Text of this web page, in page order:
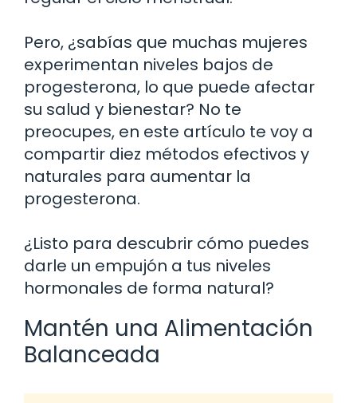
Pero, ¿sabías que muchas mujeres
experimentan niveles bajos de
progesterona, lo que puede afectar
su salud y bienestar? No te
preocupes, en este artículo te voy a
compartir diez métodos efectivos y
naturales para aumentar la
progesterona.
¿Listo para descubrir cómo puedes
darle un empujón a tus niveles
hormonales de forma natural?
Mantén una Alimentación
Balanceada